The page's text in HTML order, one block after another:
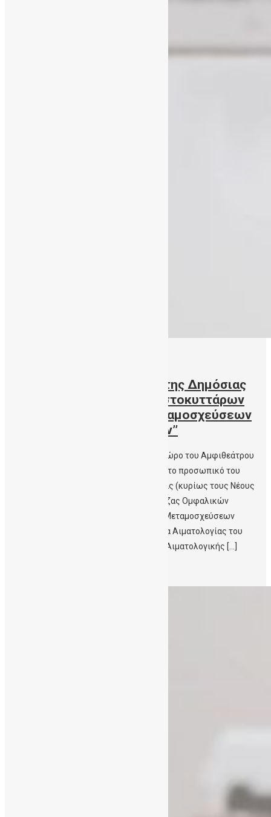
ΓΝ-ΚΥ Σητείας – ‘’ Το Έργο της Δημόσιας
Τράπεζας Ομφαλικών Βλαστοκυττάρων
Κρήτης στο πεδίο των Μεταμοσχεύσεων
Αιματολογικών Νοσημάτων’’
Την παρασκευή 12 -7-2019 ώρα 1μμ στο χώρο του Αμφιθεάτρου
του ΓΝ-ΚΥ Σητείας μίλησε και ενημέρωσε το προσωπικό του
Νοσοκομείου και τους πολίτες της Σητείας (κυρίως τους Νέους
Γονείς) για ‘’ Το Έργο της Δημόσιας Τράπεζας Ομφαλικών
Βλαστοκυττάρων Κρήτης στο πεδίο των Μεταμοσχεύσεων
Αιματολογικών Νοσημάτων’’ η Καθηγήτρια Αιματολογίας του
Πανεπιστημίου Κρήτης , Διευθύντρια της Αιματολογικής […]